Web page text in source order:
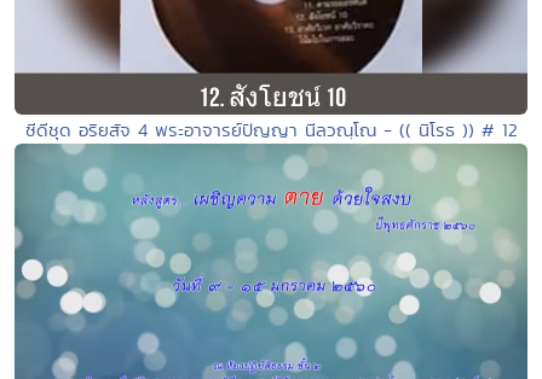
ซีดีชุด อริยสัจ 4 พระอาจารย์ปัญญา นีลวณฺโณ - (( นิโรธ )) # 12